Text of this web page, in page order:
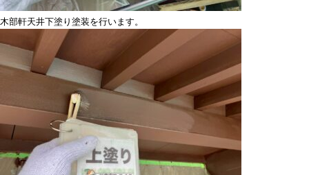
木部軒天井下塗り塗装を行います。